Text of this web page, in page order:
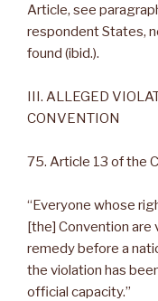
Article, see
respondent States,
found (ibid.).
III. ALLEGED
CONVENTION
75. Article 13 of the
“Everyone whose
[the] Convention are
remedy before a
the violation has
official capacity.”